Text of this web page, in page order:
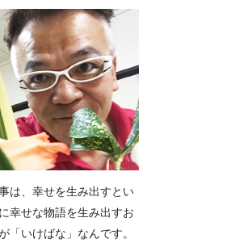
は、幸せを生み出すとい
幸せな物語を生み出すお
「いけばな」なんです。